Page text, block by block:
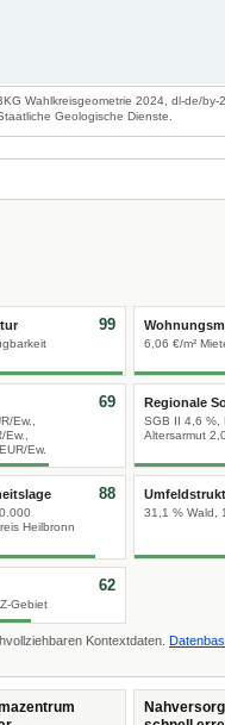
Wahlkreisgeometrie 2024, dl-de/
Geologische Dienste.
99
6,06 €/m²
Ew.,
Ew.
69 Regionale
SGB II 4,6 %,
Altersarmut
Heilbronn
88
31,1 % Wald,
Gebiet
62
Kontextdaten.